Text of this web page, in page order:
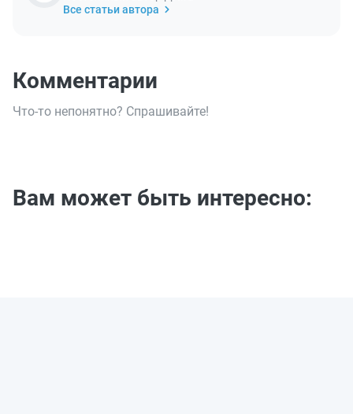
Все статьи автора
Комментарии
Что-то непонятно? Спрашивайте!
Вам может быть интересно: